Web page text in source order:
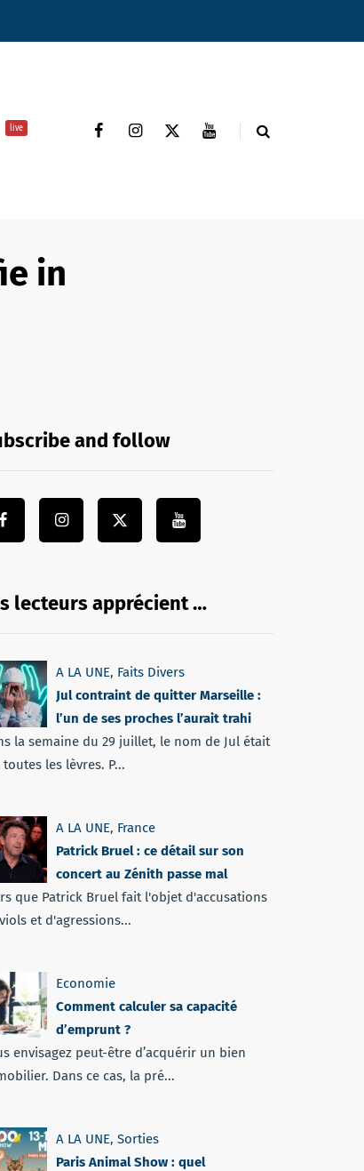
live
in
and follow
lecteurs apprécient …
A LA UNE, Faits Divers
Jul contraint de quitter Marseille :
l’un de ses proches l’aurait trahi
la semaine du 29 juillet, le nom de Jul était
les lèvres. P...
A LA UNE, France
Patrick Bruel : ce détail sur son
concert au Zénith passe mal
que Patrick Bruel fait l'objet d'accusations
et d'agressions...
Economie
Comment calculer sa capacité
d’emprunt ?
envisagez peut-être d’acquérir un bien
Dans ce cas, la pré...
A LA UNE, Sorties
Paris Animal Show : quel